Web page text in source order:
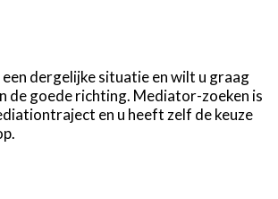
een dergelijke situatie en wilt u graag
de goede richting. Mediator-zoeken is
en u heeft zelf de keuze